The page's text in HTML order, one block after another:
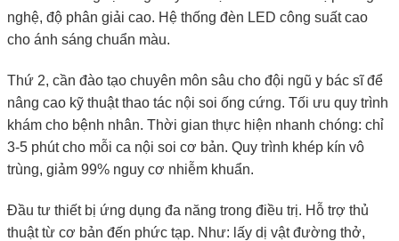
nghệ, độ phân giải cao. Hệ thống đèn LED công suất cao
cho ánh sáng chuẩn màu.
Thứ 2, cần đào tạo chuyên môn sâu cho đội ngũ y bác sĩ để
nâng cao kỹ thuật thao tác nội soi ống cứng. Tối ưu quy trình
khám cho bệnh nhân. Thời gian thực hiện nhanh chóng: chỉ
3-5 phút cho mỗi ca nội soi cơ bản. Quy trình khép kín vô
trùng, giảm 99% nguy cơ nhiễm khuẩn.
Đầu tư thiết bị ứng dụng đa năng trong điều trị. Hỗ trợ thủ
thuật từ cơ bản đến phức tạp. Như: lấy dị vật đường thở,